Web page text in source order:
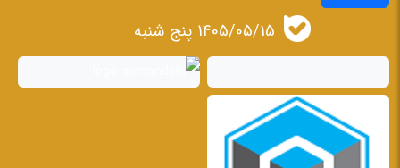
1405/05/15 پنج شنبه